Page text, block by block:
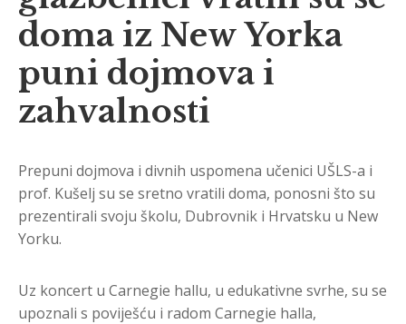
doma iz New Yorka
puni dojmova i
zahvalnosti
Prepuni dojmova i divnih uspomena učenici UŠLS-a i
prof. Kušelj su se sretno vratili doma, ponosni što su
prezentirali svoju školu, Dubrovnik i Hrvatsku u New
Yorku.
Uz koncert u Carnegie hallu, u edukativne svrhe, su se
upoznali s poviješću i radom Carnegie halla,